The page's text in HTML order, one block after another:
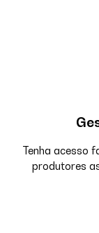
Tenha acesso
produtores